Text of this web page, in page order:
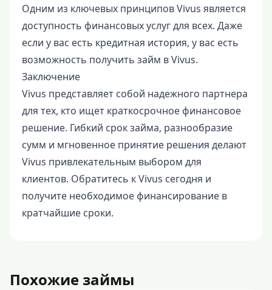
Одним из ключевых принципов Vivus является
доступность финансовых услуг для всех. Даже
если у вас есть кредитная история, у вас есть
возможность получить займ в Vivus.
Заключение
Vivus представляет собой надежного партнера
для тех, кто ищет краткосрочное финансовое
решение. Гибкий срок займа, разнообразие
сумм и мгновенное принятие решения делают
Vivus привлекательным выбором для
клиентов. Обратитесь к Vivus сегодня и
получите необходимое финансирование в
кратчайшие сроки.
Похожие займы